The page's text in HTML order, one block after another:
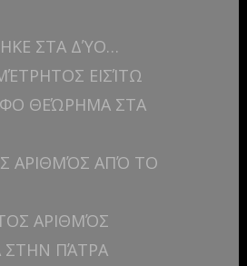
ΣΤΑ ΔΎΟ…
ΕΙΣΊΤΩ
ΘΕΏΡΗΜΑ ΣΤΑ
ΑΡΙΘΜΌΣ ΑΠΌ ΤΟ
ΑΡΙΘΜΌΣ
ΠΆΤΡΑ